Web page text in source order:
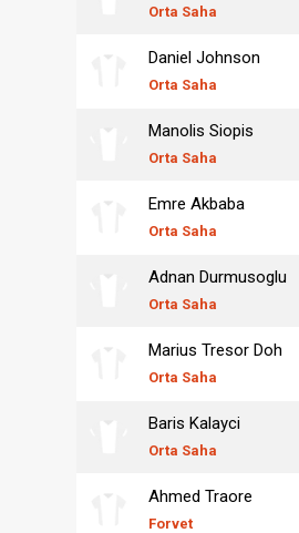
Orta Saha
Daniel Johnson
Orta Saha
Manolis Siopis
Orta Saha
Emre Akbaba
Orta Saha
Adnan Durmusoglu
Orta Saha
Marius Tresor Doh
Orta Saha
Baris Kalayci
Orta Saha
Ahmed Traore
Forvet